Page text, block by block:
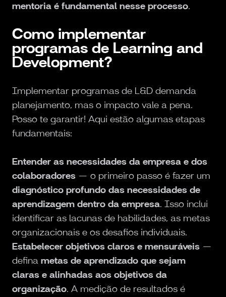
mentoria é fundamental nesse processo.
Como implementar
programas de Learning and
Development?
Implementar programas de L&D demanda
planejamento, mas o impacto vale a pena.
Posso te garantir! Aqui estão algumas etapas
fundamentais:
Entender as necessidades da empresa e dos
colaboradores — o primeiro passo é fazer um
diagnóstico profundo das necessidades de
aprendizagem dentro da empresa. Isso inclui
identificar as lacunas de habilidades, as metas
organizacionais e os desafios individuais.
Estabelecer objetivos claros e mensuráveis —
defina metas de aprendizado que sejam
claras e alinhadas aos objetivos da
organização. A medição de resultados é